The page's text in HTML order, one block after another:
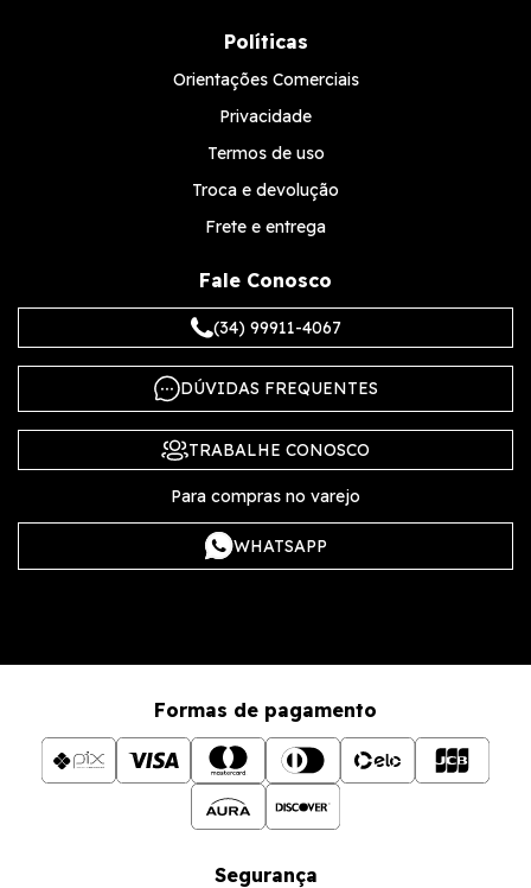
Políticas
Orientações Comerciais
Privacidade
Termos de uso
Troca e devolução
Frete e entrega
Fale Conosco
(34) 99911-4067
DÚVIDAS FREQUENTES
TRABALHE CONOSCO
Para compras no varejo
WHATSAPP
Formas de pagamento
Segurança